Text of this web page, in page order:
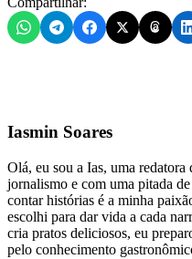
Iasmin Soares
Olá, eu sou a Ias, uma
jornalismo e com uma pitada
contar histórias é a minha
escolhi para dar vida a cada
cria pratos deliciosos, eu
pelo conhecimento